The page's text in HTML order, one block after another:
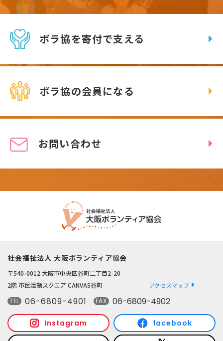
ボラ協を寄付で支える
ボラ協の会員になる
お問い合わせ
社会福祉法人 大阪ボランティア協会
〒540-0012 大阪市中央区谷町二丁目2-20
2階 市民活動スクエア CANVAS谷町
アクセスマップ
TEL 06-6809-4901 FAX 06-6809-4902
Instagram facebook